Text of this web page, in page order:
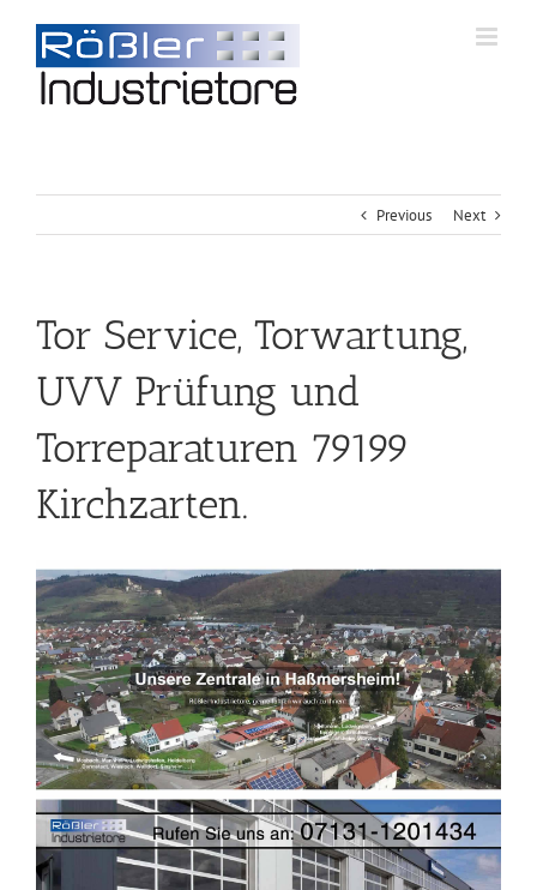
Previous Next
Tor Service, Torwartung,
UVV Prüfung und
Torreparaturen 79199
Kirchzarten.